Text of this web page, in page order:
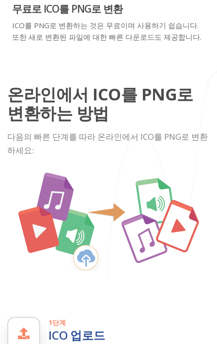
무료로 ICO를 PNG로 변환
ICO를 PNG로 변환하는 것은 무료이며 사용하기 쉽습니다.
또한 새로 변환된 파일에 대한 빠른 다운로드도 제공합니다.
온라인에서 ICO를 PNG로
변환하는 방법
다음의 빠른 단계를 따라 온라인에서 ICO를 PNG로 변환
하세요:
1단계
ICO 업로드